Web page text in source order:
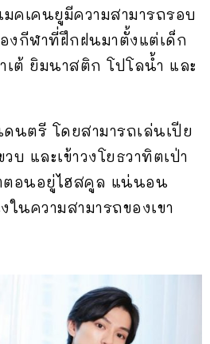
คเคนยูมีความสามารถรอบ
งกีฬาที่ฝึกฝนมาตั้งแต่เด็ก
เต้ ยิมนาสติก โปโลน้ำ และ
นตรี โดยสามารถเล่นเปีย
บ และเข้าวงโยธวาทิตเป่า
ตอนอยู่ไฮสคูล แน่นอน
นความสามารถของเขา